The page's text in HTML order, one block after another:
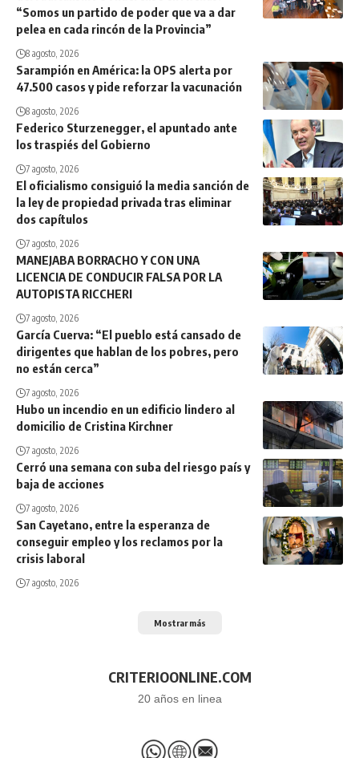
“Somos un partido de poder que va a dar
pelea en cada rincón de la Provincia”
8 agosto, 2026
Sarampión en América: la OPS alerta por
47.500 casos y pide reforzar la vacunación
8 agosto, 2026
Federico Sturzenegger, el apuntado ante
los traspiés del Gobierno
7 agosto, 2026
El oficialismo consiguió la media sanción de
la ley de propiedad privada tras eliminar
dos capítulos
7 agosto, 2026
MANEJABA BORRACHO Y CON UNA
LICENCIA DE CONDUCIR FALSA POR LA
AUTOPISTA RICCHERI
7 agosto, 2026
García Cuerva: “El pueblo está cansado de
dirigentes que hablan de los pobres, pero
no están cerca”
7 agosto, 2026
Hubo un incendio en un edificio lindero al
domicilio de Cristina Kirchner
7 agosto, 2026
Cerró una semana con suba del riesgo país y
baja de acciones
7 agosto, 2026
San Cayetano, entre la esperanza de
conseguir empleo y los reclamos por la
crisis laboral
7 agosto, 2026
Mostrar más
CRITERIOONLINE.COM
20 años en linea